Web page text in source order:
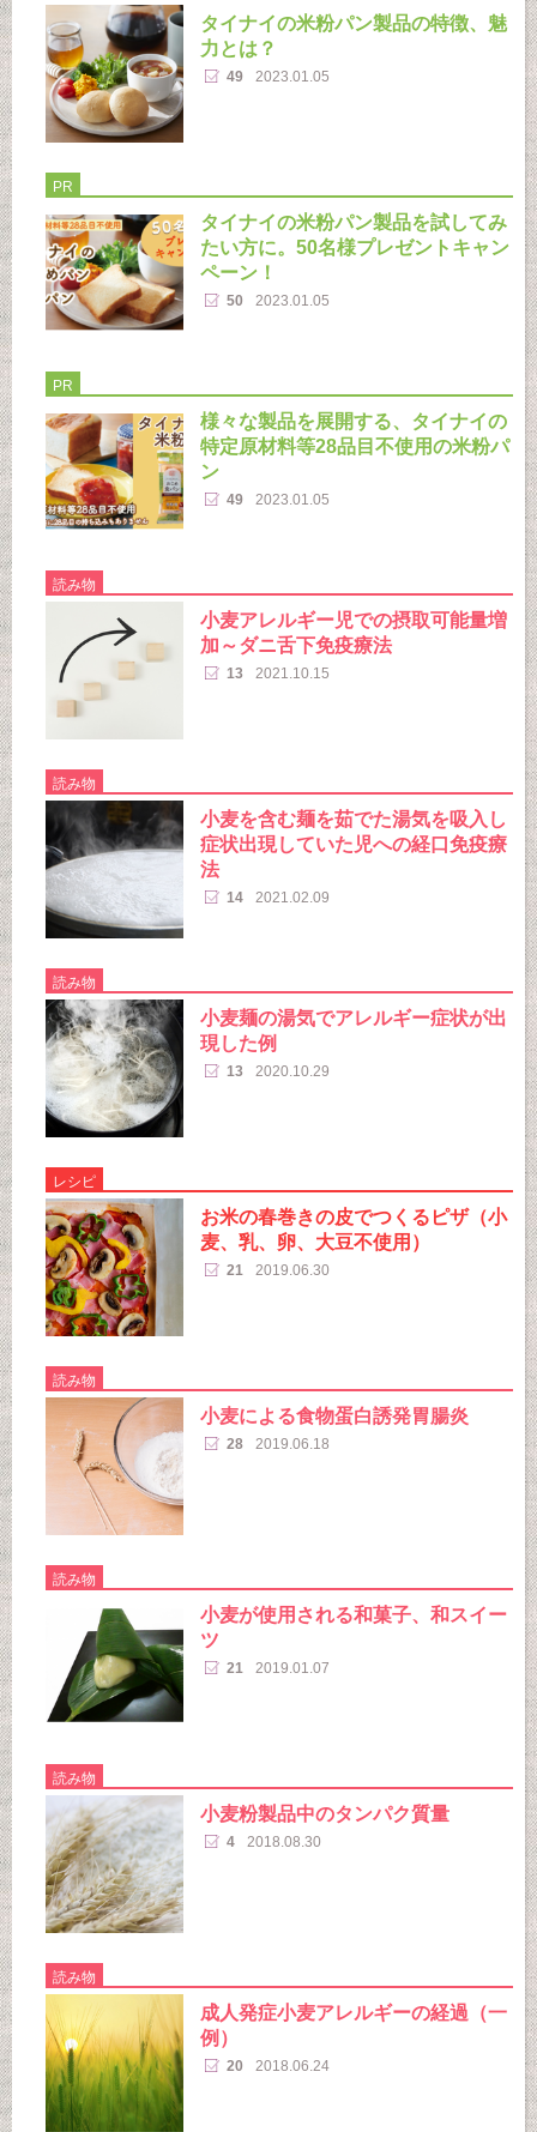
タイナイの米粉パン製品の特徴、魅
力とは？
49 2023.01.05
PR
タイナイの米粉パン製品を試してみ
たい方に。50名様プレゼントキャン
ペーン！
50 2023.01.05
PR
様々な製品を展開する、タイナイの
特定原材料等28品目不使用の米粉パ
ン
49 2023.01.05
読み物
小麦アレルギー児での摂取可能量増
加～ダニ舌下免疫療法
13 2021.10.15
読み物
小麦を含む麺を茹でた湯気を吸入し
症状出現していた児への経口免疫療
法
14 2021.02.09
読み物
小麦麺の湯気でアレルギー症状が出
現した例
13 2020.10.29
レシピ
お米の春巻きの皮でつくるピザ（小
麦、乳、卵、大豆不使用）
21 2019.06.30
読み物
小麦による食物蛋白誘発胃腸炎
28 2019.06.18
読み物
小麦が使用される和菓子、和スイー
ツ
21 2019.01.07
読み物
小麦粉製品中のタンパク質量
4 2018.08.30
読み物
成人発症小麦アレルギーの経過（一
例）
20 2018.06.24